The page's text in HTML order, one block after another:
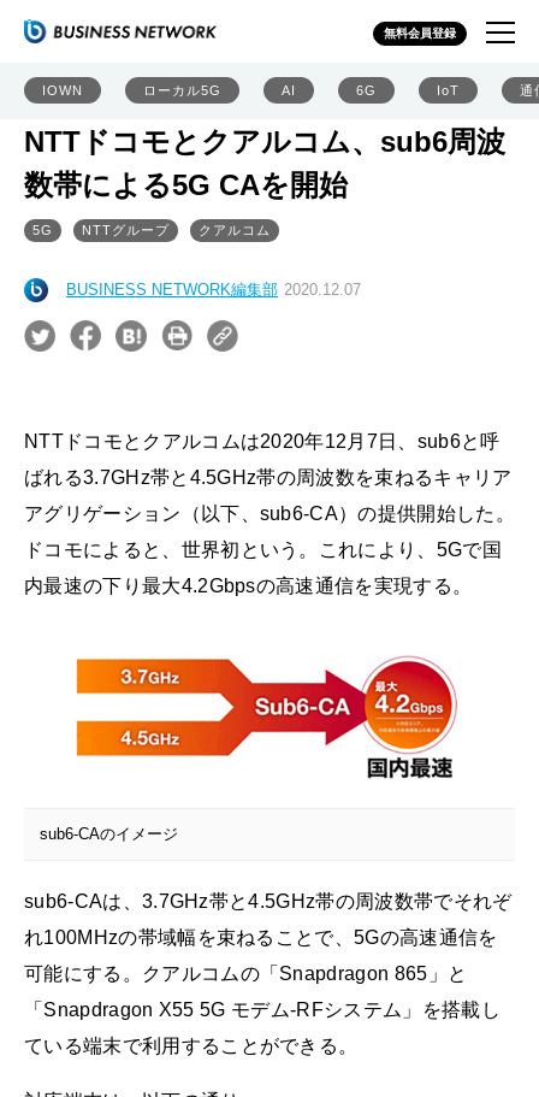
無料会員登録
IOWN ローカル5G AI 6G IoT 通
NTTドコモとクアルコム、sub6周波
数帯による5G CAを開始
5G NTTグループ クアルコム
BUSINESS NETWORK編集部 2020.12.07
NTTドコモとクアルコムは2020年12月7日、sub6と呼
ばれる3.7GHz帯と4.5GHz帯の周波数を束ねるキャリア
アグリゲーション（以下、sub6-CA）の提供開始した。
ドコモによると、世界初という。これにより、5Gで国
内最速の下り最大4.2Gbpsの高速通信を実現する。
sub6-CAのイメージ
sub6-CAは、3.7GHz帯と4.5GHz帯の周波数帯でそれぞ
れ100MHzの帯域幅を束ねることで、5Gの高速通信を
可能にする。クアルコムの「Snapdragon 865」と
「Snapdragon X55 5G モデム-RFシステム」を搭載し
ている端末で利用することができる。